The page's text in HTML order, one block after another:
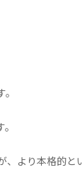
より本格的